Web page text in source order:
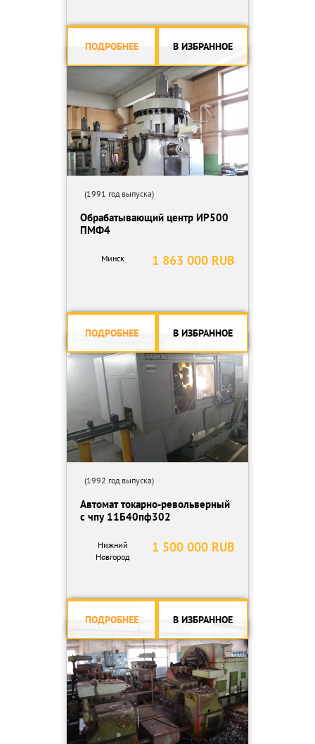
ПОДРОБНЕЕ В ИЗБРАННОЕ
(1991 год выпуска)
Обрабатывающий центр ИР500
ПМФ4
1 863 000 RUB
Минск
ПОДРОБНЕЕ В ИЗБРАННОЕ
(1992 год выпуска)
Автомат токарно-револьверный
с чпу 11Б40пф302
1 500 000 RUB
Нижний
Новгород
ПОДРОБНЕЕ В ИЗБРАННОЕ